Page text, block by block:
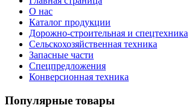
О нас
Каталог продукции
Дорожно-строительная и спецтехника
Сельскохозяйственная техника
Запасные части
Спецпредложения
Конверсионная техника
Популярные товары